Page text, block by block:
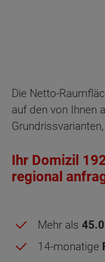
Die Netto-
auf den von Ihnen
Ihr Domizil
regional
Mehr als
14-monatige